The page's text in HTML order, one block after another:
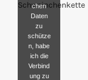
chen
Daten
zu
schütze
n, habe
ich die
Verbind
ung zu